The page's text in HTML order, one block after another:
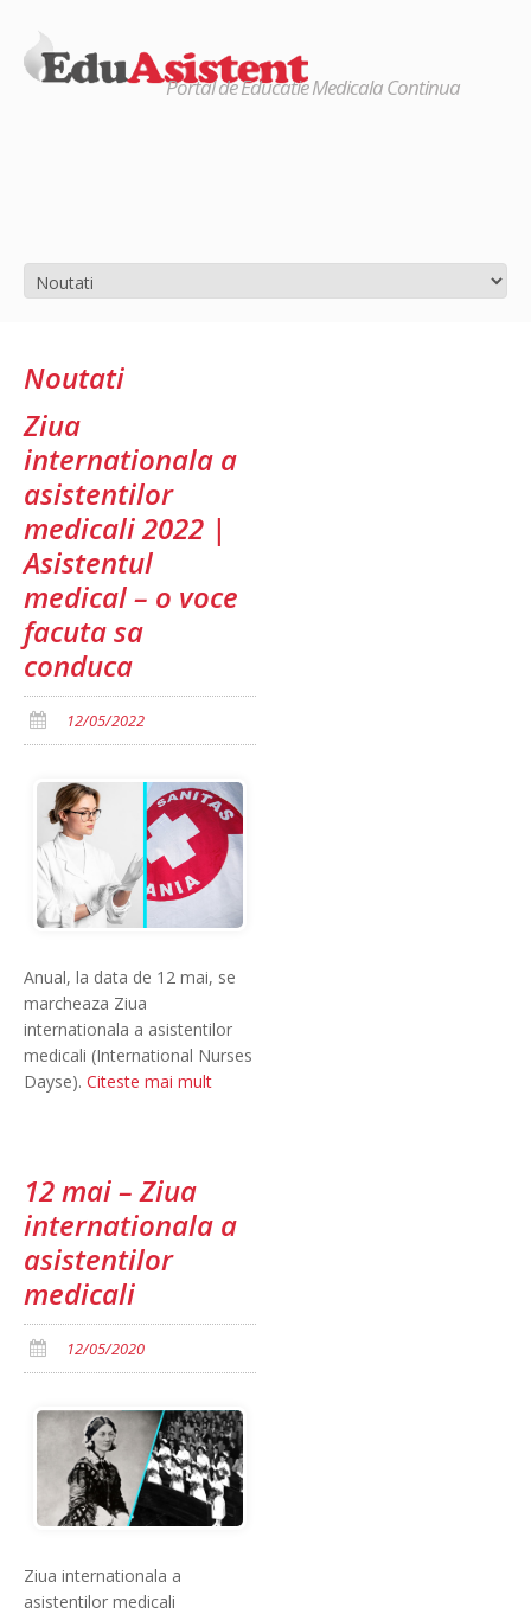
Portal de Educatie Medicala Continua
Noutati
Ziua
internationala a
asistentilor
medicali 2022 |
Asistentul
medical – o voce
facuta sa
conduca
12/05/2022
Anual, la data de 12 mai, se
marcheaza Ziua
internationala a asistentilor
medicali (International Nurses
Dayse). Citeste mai mult
12 mai – Ziua
internationala a
asistentilor
medicali
12/05/2020
Ziua internationala a
asistentilor medicali